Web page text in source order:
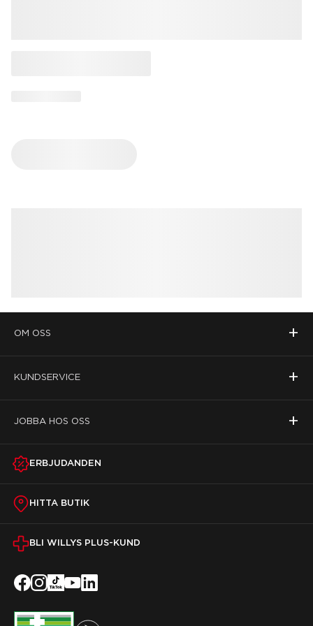
OM OSS +
KUNDSERVICE +
JOBBA HOS OSS +
ERBJUDANDEN
HITTA BUTIK
BLI WILLYS PLUS-KUND